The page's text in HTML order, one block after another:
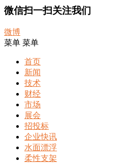
微信扫一扫关注我们
微博
菜单 菜单
首页
新闻
技术
财经
市场
展会
招投标
企业快讯
水面漂浮
柔性支架